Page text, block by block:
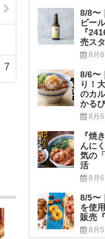
7
8/8〜
ビー
『
売ス
8月
8/6〜
り！
のカ
かるび
8月
『焼
んに
気の
活
8月
8/5〜
を使
販売
8月